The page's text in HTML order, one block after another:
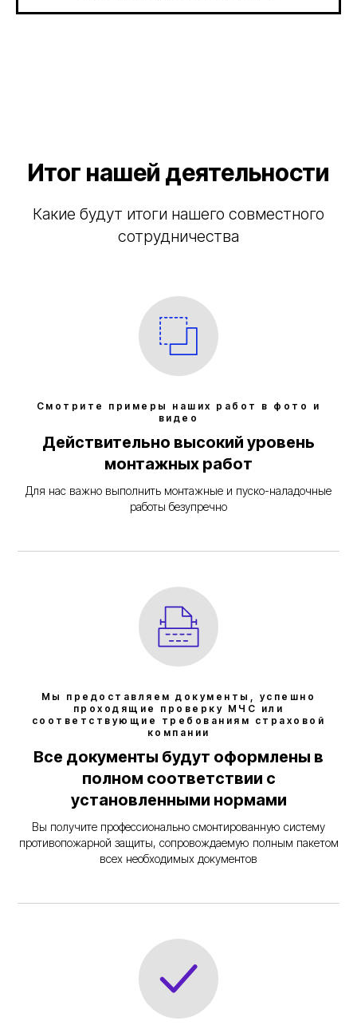
Итог нашей деятельности
Какие будут итоги нашего совместного
сотрудничества
Смотрите примеры наших работ в фото и
видео
Действительно высокий уровень
монтажных работ
Для нас важно выполнить монтажные и пуско-наладочные
работы безупречно
Мы предоставляем документы, успешно
проходящие проверку МЧС или
соответствующие требованиям страховой
компании
Все документы будут оформлены в
полном соответствии с
установленными нормами
Вы получите профессионально смонтированную систему
противопожарной защиты, сопровождаемую полным пакетом
всех необходимых документов